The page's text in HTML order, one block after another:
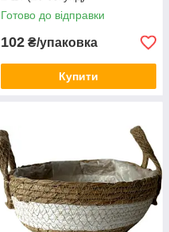
Готово до відправки
102 ₴/упаковка
Купити